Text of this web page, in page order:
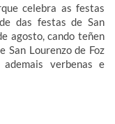
celebra as festas
das festas de San
agosto, cando teñen
San Lourenzo de Foz
verbenas e